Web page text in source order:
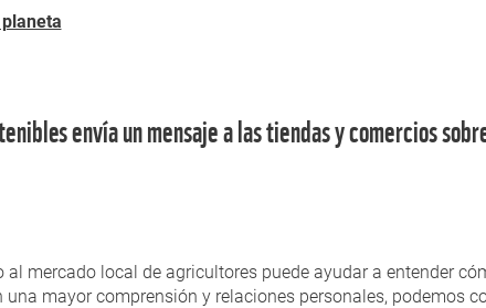
envía un mensaje a las tiendas y comercios
mercado local de agricultores puede ayudar a entender
mayor comprensión y relaciones personales, podemos